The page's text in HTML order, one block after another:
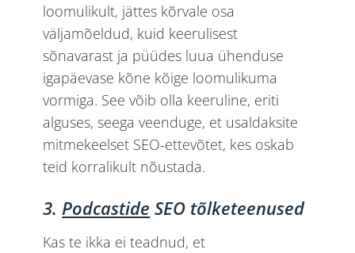
loomulikult, jättes kõrvale osa
väljamõeldud, kuid keerulisest
sõnavarast ja püüdes luua ühenduse
igapäevase kõne kõige loomulikuma
vormiga. See võib olla keeruline, eriti
alguses, seega veenduge, et usaldaksite
mitmekeelset SEO-ettevõtet, kes oskab
teid korralikult nõustada.
3. Podcastide SEO tõlketeenused
Kas te ikka ei teadnud, et